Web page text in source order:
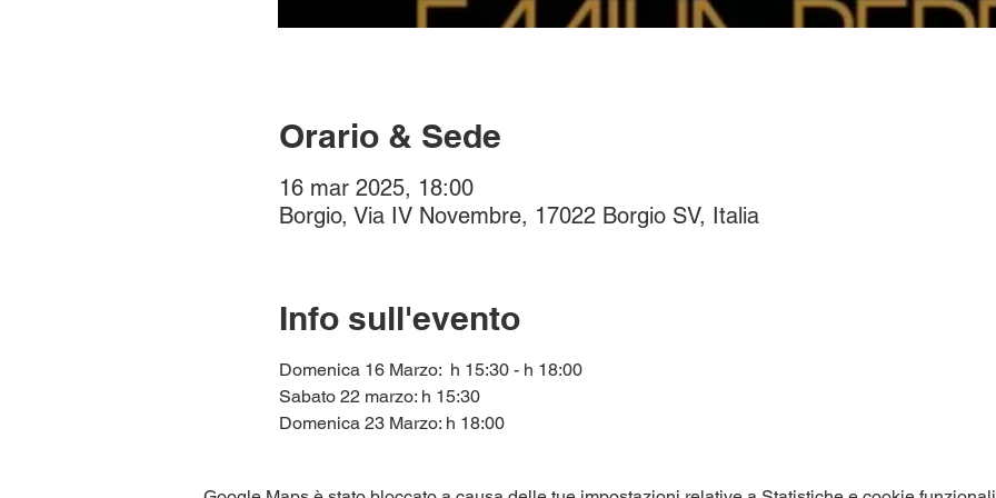
Orario & Sede
16 mar 2025, 18:00
Borgio, Via IV Novembre, 17022 Borgio SV, Italia
Info sull'evento
Domenica 16 Marzo:  h 15:30 - h 18:00
Sabato 22 marzo: h 15:30
Domenica 23 Marzo: h 18:00